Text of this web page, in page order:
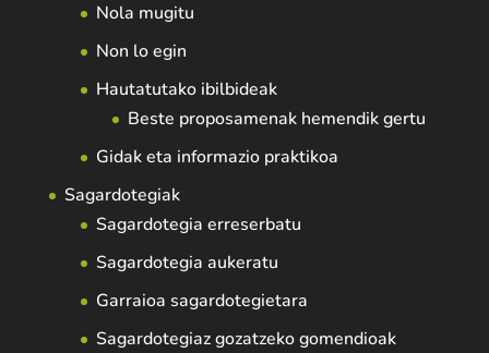
Nola mugitu
Non lo egin
Hautatutako ibilbideak
Beste proposamenak hemendik gertu
Gidak eta informazio praktikoa
Sagardotegiak
Sagardotegia erreserbatu
Sagardotegia aukeratu
Garraioa sagardotegietara
Sagardotegiaz gozatzeko gomendioak